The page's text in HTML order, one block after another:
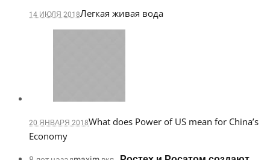
14 ИЮЛЯ 2018Легкая живая вода
20 ЯНВАРЯ 2018What does Power of US mean for China’s
Economy